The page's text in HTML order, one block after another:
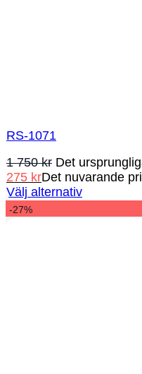
RS-1071
1 750kr Det
275 krDet nuvarande
Välj alternativ
-27%